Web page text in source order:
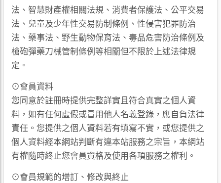
法、智慧財產權相關法規、消費者保護法、公平交易
法、兒童及少年性交易防制條例、性侵害犯罪防治
法、藥事法、野生動物保育法、毒品危害防治條例及
槍砲彈藥刀械管制條例等相關但不限於上述法律規
定。
⊙會員資料
您同意於註冊時提供完整詳實且符合真實之個人資
料，如有任何虛假或冒用他人名義登錄，應自負法律
責任。您提供之個人資料若有填寫不實，或您提供之
個人資料經本網站判斷有違本站服務之宗旨，本網站
有權隨時終止您會員資格及使用各項服務之權利。
⊙會員規範的增訂、修改與終止